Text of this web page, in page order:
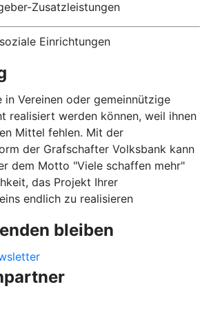
Zusatzleistungen
Einrichtungen
Vereinen oder gemeinnützige
realisiert werden können, weil ihnen
Mittel fehlen. Mit der
der Grafschafter Volksbank kann
dem Motto "Viele schaffen mehr"
das Projekt Ihrer
endlich zu realisieren
bleiben